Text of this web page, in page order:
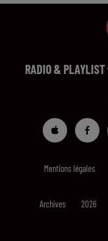
RADIO & PLAYLIST
Mentions légales
Archives 2026